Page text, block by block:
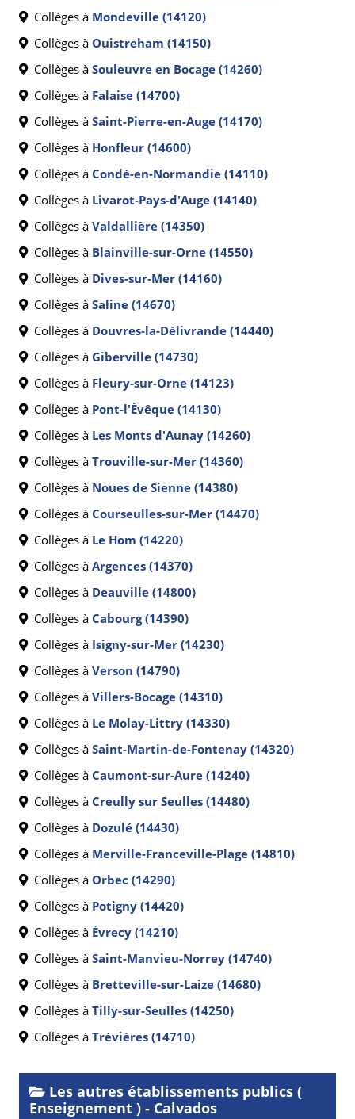
Collèges à Mondeville (14120)
Collèges à Ouistreham (14150)
Collèges à Souleuvre en Bocage (14260)
Collèges à Falaise (14700)
Collèges à Saint-Pierre-en-Auge (14170)
Collèges à Honfleur (14600)
Collèges à Condé-en-Normandie (14110)
Collèges à Livarot-Pays-d'Auge (14140)
Collèges à Valdallière (14350)
Collèges à Blainville-sur-Orne (14550)
Collèges à Dives-sur-Mer (14160)
Collèges à Saline (14670)
Collèges à Douvres-la-Délivrande (14440)
Collèges à Giberville (14730)
Collèges à Fleury-sur-Orne (14123)
Collèges à Pont-l'Évêque (14130)
Collèges à Les Monts d'Aunay (14260)
Collèges à Trouville-sur-Mer (14360)
Collèges à Noues de Sienne (14380)
Collèges à Courseulles-sur-Mer (14470)
Collèges à Le Hom (14220)
Collèges à Argences (14370)
Collèges à Deauville (14800)
Collèges à Cabourg (14390)
Collèges à Isigny-sur-Mer (14230)
Collèges à Verson (14790)
Collèges à Villers-Bocage (14310)
Collèges à Le Molay-Littry (14330)
Collèges à Saint-Martin-de-Fontenay (14320)
Collèges à Caumont-sur-Aure (14240)
Collèges à Creully sur Seulles (14480)
Collèges à Dozulé (14430)
Collèges à Merville-Franceville-Plage (14810)
Collèges à Orbec (14290)
Collèges à Potigny (14420)
Collèges à Évrecy (14210)
Collèges à Saint-Manvieu-Norrey (14740)
Collèges à Bretteville-sur-Laize (14680)
Collèges à Tilly-sur-Seulles (14250)
Collèges à Trévières (14710)
Les autres établissements publics (
Enseignement ) - Calvados